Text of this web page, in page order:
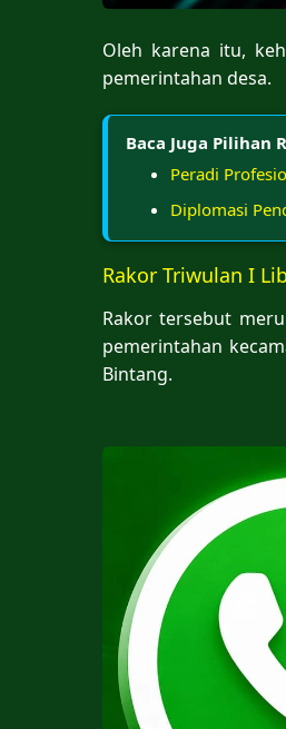
Oleh karena itu,
pemerintahan desa.
Baca Juga Pilihan
Peradi
Diplomasi
Rakor Triwulan I
Rakor tersebut
pemerintahan
Bintang.